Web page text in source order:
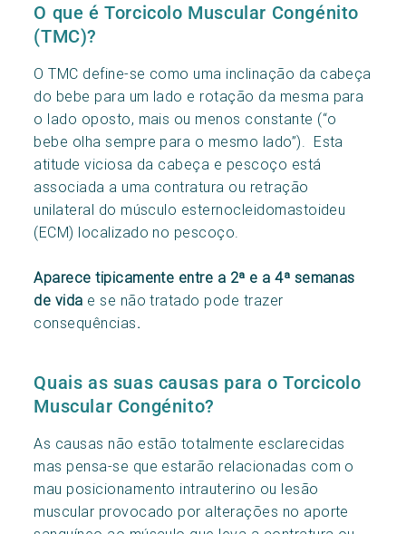
O que é Torcicolo Muscular Congénito
(TMC)?
O TMC define-se como uma inclinação da cabeça
do bebe para um lado e rotação da mesma para
o lado oposto, mais ou menos constante (“o
bebe olha sempre para o mesmo lado”). Esta
atitude viciosa da cabeça e pescoço está
associada a uma contratura ou retração
unilateral do músculo esternocleidomastoideu
(ECM) localizado no pescoço.
Aparece tipicamente entre a 2ª e a 4ª semanas
de vida e se não tratado pode trazer
consequências.
Quais as suas causas para o Torcicolo
Muscular Congénito?
As causas não estão totalmente esclarecidas
mas pensa-se que estarão relacionadas com o
mau posicionamento intrauterino ou lesão
muscular provocado por alterações no aporte